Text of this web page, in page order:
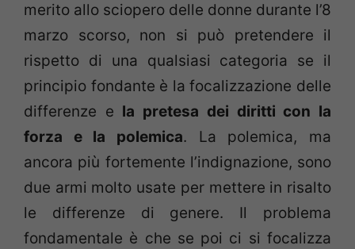
merito allo sciopero delle donne durante l’8
marzo scorso, non si può pretendere il
rispetto di una qualsiasi categoria se il
principio fondante è la focalizzazione delle
differenze e la pretesa dei diritti con la
forza e la polemica. La polemica, ma
ancora più fortemente l’indignazione, sono
due armi molto usate per mettere in risalto
le differenze di genere. Il problema
fondamentale è che se poi ci si focalizza